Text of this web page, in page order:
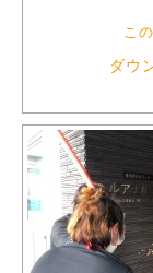
こ
ダウ